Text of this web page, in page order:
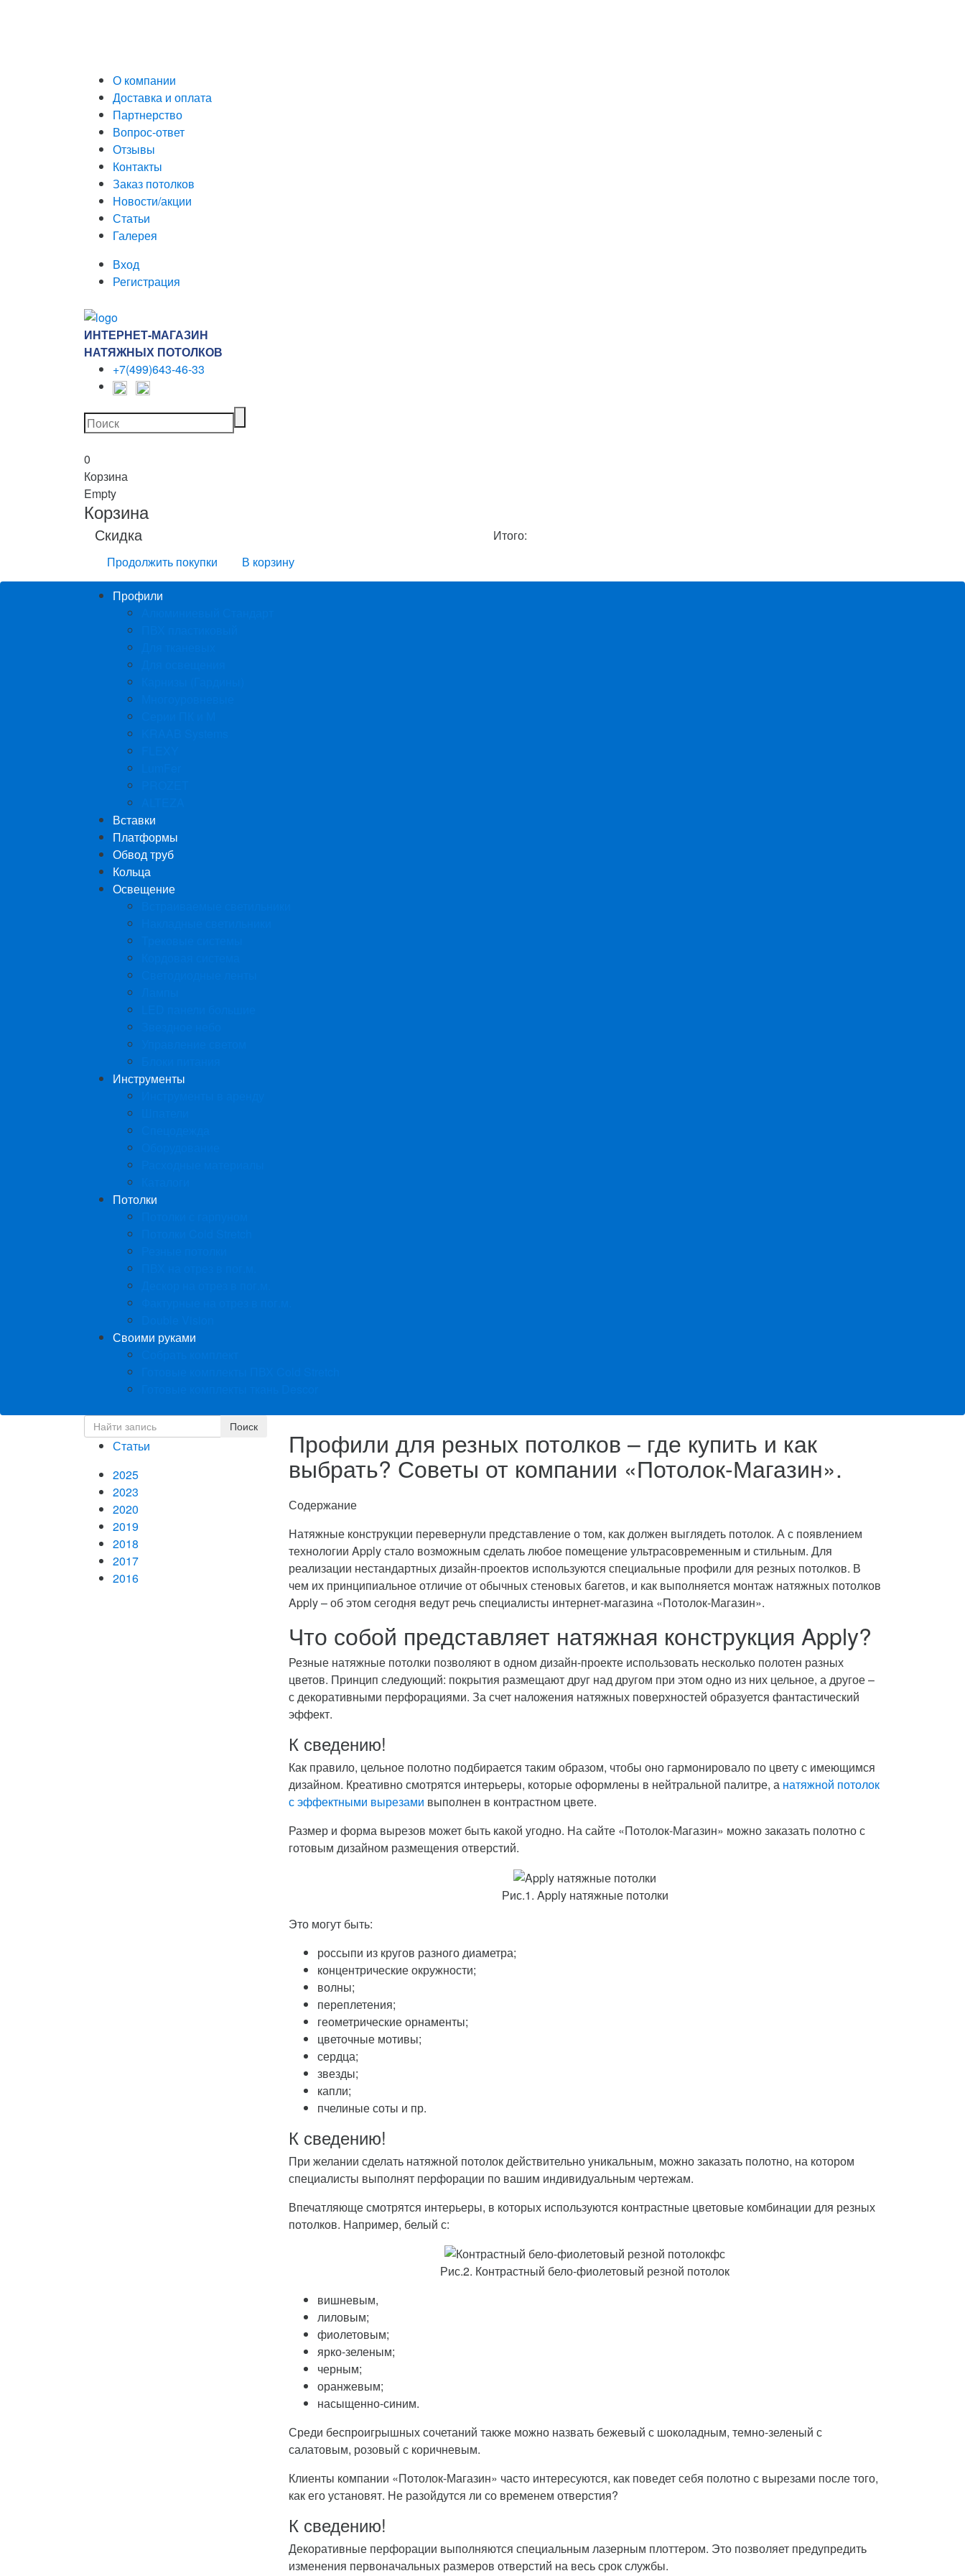
О компании
Доставка и оплата
Партнерство
Вопрос-ответ
Отзывы
Контакты
Заказ потолков
Новости/акции
Статьи
Галерея
Вход
Регистрация
ИНТЕРНЕТ-МАГАЗИН
НАТЯЖНЫХ ПОТОЛКОВ
+7(499)643-46-33
0
Корзина
Empty
Корзина
Скидка
Итого:
Продолжить покупки
В корзину
Профили
Вставки
Платформы
Обвод труб
Кольца
Освещение
Инструменты
Потолки
Своими руками
Статьи
2025
2023
2020
2019
2018
2017
2016
Профили для резных потолков – где купить и как
выбрать? Советы от компании «Потолок-Магазин».
Содержание
Натяжные конструкции перевернули представление о том, как должен выглядеть потолок. А с появлением
технологии Apply стало возможным сделать любое помещение ультрасовременным и стильным. Для
реализации нестандартных дизайн-проектов используются специальные профили для резных потолков. В
чем их принципиальное отличие от обычных стеновых багетов, и как выполняется монтаж натяжных потолков
Apply – об этом сегодня ведут речь специалисты интернет-магазина «Потолок-Магазин».
Что собой представляет натяжная конструкция Apply?
Резные натяжные потолки позволяют в одном дизайн-проекте использовать несколько полотен разных
цветов. Принцип следующий: покрытия размещают друг над другом при этом одно из них цельное, а другое –
с декоративными перфорациями. За счет наложения натяжных поверхностей образуется фантастический
эффект.
К сведению!
Как правило, цельное полотно подбирается таким образом, чтобы оно гармонировало по цвету с имеющимся
дизайном. Креативно смотрятся интерьеры, которые оформлены в нейтральной палитре, а натяжной потолок
с эффектными вырезами выполнен в контрастном цвете.
Размер и форма вырезов может быть какой угодно. На сайте «Потолок-Магазин» можно заказать полотно с
готовым дизайном размещения отверстий.
Рис.1. Apply натяжные потолки
Это могут быть:
россыпи из кругов разного диаметра;
концентрические окружности;
волны;
переплетения;
геометрические орнаменты;
цветочные мотивы;
сердца;
звезды;
капли;
пчелиные соты и пр.
К сведению!
При желании сделать натяжной потолок действительно уникальным, можно заказать полотно, на котором
специалисты выполнят перфорации по вашим индивидуальным чертежам.
Впечатляюще смотрятся интерьеры, в которых используются контрастные цветовые комбинации для резных
потолков. Например, белый с:
Рис.2. Контрастный бело-фиолетовый резной потолок
вишневым,
лиловым;
фиолетовым;
ярко-зеленым;
черным;
оранжевым;
насыщенно-синим.
Среди беспроигрышных сочетаний также можно назвать бежевый с шоколадным, темно-зеленый с
салатовым, розовый с коричневым.
Клиенты компании «Потолок-Магазин» часто интересуются, как поведет себя полотно с вырезами после того,
как его установят. Не разойдутся ли со временем отверстия?
К сведению!
Декоративные перфорации выполняются специальным лазерным плоттером. Это позволяет предупредить
изменения первоначальных размеров отверстий на весь срок службы.